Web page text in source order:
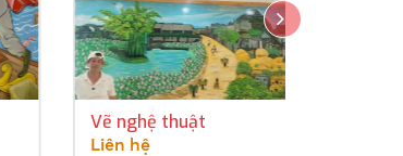
Vẽ nghệ thuật
Liên hệ